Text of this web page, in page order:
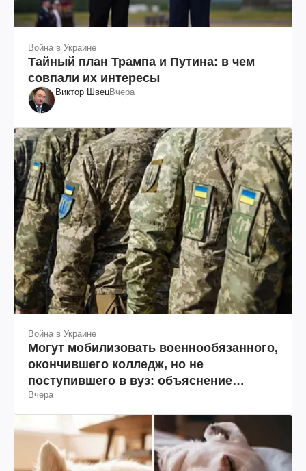
Война в Украине
Тайный план Трампа и Путина: в чем
совпали их интересы
Виктор ШвецВчера
Война в Украине
Могут мобилизовать военнообязанного,
окончившего колледж, но не
поступившего в вуз: объяснение
юриста
Вчера